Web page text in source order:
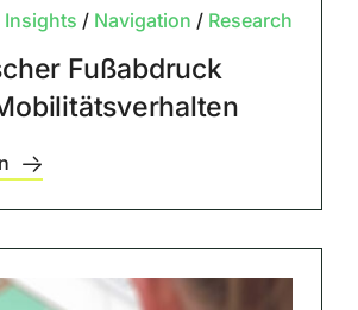
Insights / Navigation / Research
Fußabdruck